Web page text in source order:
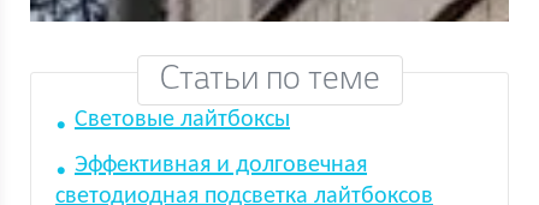
Статьи по теме
Световые лайтбоксы
Эффективная и долговечная
светодиодная подсветка лайтбоксов